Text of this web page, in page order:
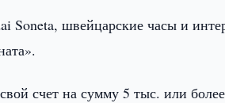
Soneta, швейцарские часы и
счет на сумму 5 тыс. или